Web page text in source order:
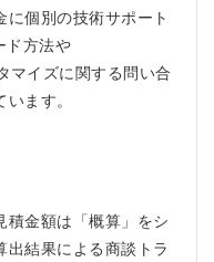
個別の技術サポート
ド方法や
マイズに関する問い合
ます。
積金額は「概算」をシ
出結果による商談トラ